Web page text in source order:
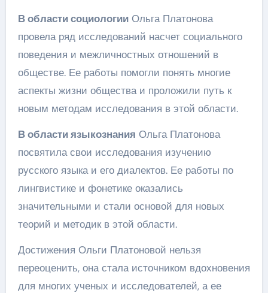
В области социологииОльга Платонова
провела ряд исследований насчет социального
поведения и межличностных отношений в
обществе. Ее работы помогли понять многие
аспекты жизни общества и проложили путь к
новым методам исследования в этой области.
В области языкознания Ольга Платонова
посвятила свои исследования изучению
русского языка и его диалектов. Ее работы по
лингвистике и фонетике оказались
значительными и стали основой для новых
теорий и методик в этой области.
Достижения Ольги Платоновой нельзя
переоценить, она стала источником вдохновения
для многих ученых и исследователей, а ее